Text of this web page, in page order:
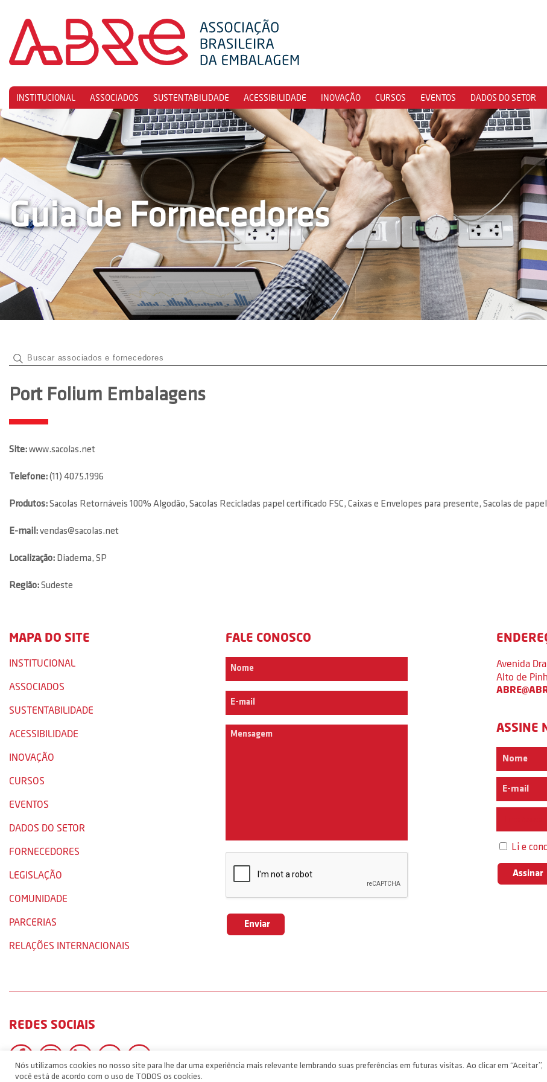
INSTITUCIONAL ASSOCIADOS SUSTENTABILIDADE ACESSIBILIDADE INOVAÇÃO CURSOS EVENTOS DADOS DO SETOR
Guia de Fornecedores
Port Folium Embalagens
Site:www.sacolas.net
Telefone:(11) 4075.1996
Produtos:Sacolas Retornáveis 100% Algodão, Sacolas Recicladas papel certificado FSC, Caixas e Envelopes para presente, Sacolas de
E-mail:vendas@sacolas.net
Localização: Diadema, SP
Região:Sudeste
MAPA DO SITE
INSTITUCIONAL
ASSOCIADOS
SUSTENTABILIDADE
ACESSIBILIDADE
INOVAÇÃO
CURSOS
EVENTOS
DADOS DO SETOR
FORNECEDORES
LEGISLAÇÃO
COMUNIDADE
PARCERIAS
RELAÇÕES INTERNACIONAIS
FALE CONOSCO
Avenida
Alto de
ASSINE
Li e
REDES SOCIAIS
Nós utilizamos cookies no nosso site para lhe dar uma experiência mais relevante lembrando suas preferências em futuras visitas. Ao clicar em “Aceitar”,
você está de acordo com o uso de TODOS os cookies.